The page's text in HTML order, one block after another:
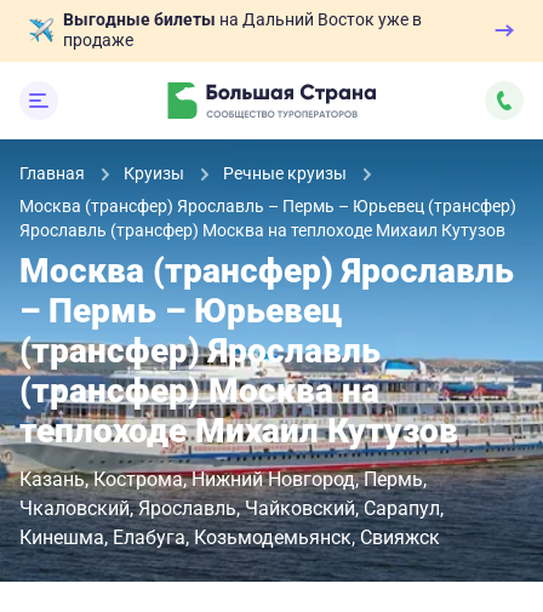
Выгодные билеты на Дальний Восток уже в
продаже
Главная Круизы
Речные круизы
Москва (трансфер) Ярославль – Пермь – Юрьевец (трансфер)
Ярославль (трансфер) Москва на теплоходе Михаил Кутузов
Москва (трансфер) Ярославль
– Пермь – Юрьевец
(трансфер) Ярославль
(трансфер) Москва на
теплоходе Михаил Кутузов
Казань Кострома Нижний Новгород Пермь
Чкаловский Ярославль Чайковский Сарапул
Кинешма Елабуга Козьмодемьянск Свияжск